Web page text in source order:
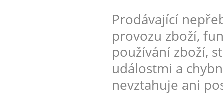
Prodávající
provozu zboží,
používání zboží,
událostmi a
nevztahuje ani